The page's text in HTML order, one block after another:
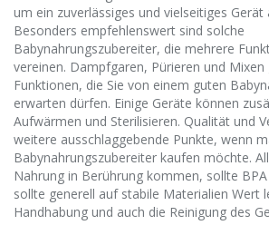
um ein zuverlässiges und vielseitiges Gerät
Besonders empfehlenswert sind solche
Babynahrungszubereiter, die mehrere
vereinen. Dampfgaren, Pürieren und Mixen
Funktionen, die Sie von einem guten
erwarten dürfen. Einige Geräte können
Aufwärmen und Sterilisieren. Qualität und
weitere ausschlaggebende Punkte, wenn
Babynahrungszubereiter kaufen möchte.
Nahrung in Berührung kommen, sollte BPA
sollte generell auf stabile Materialien Wert
Handhabung und auch die Reinigung des